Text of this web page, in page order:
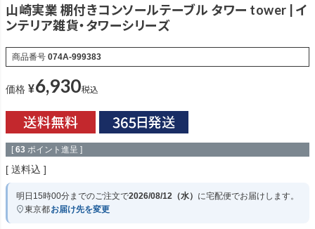
山崎実業 棚付きコンソールテーブル タワー tower | イ
ンテリア雑貨・タワーシリーズ
商品番号 074A-999383
価格 ¥6,930税込
[ 63 ポイント進呈 ]
送料込
明日 15時00分までのご注文で2026/08/12（水） に宅配便でお届けします。
東京都お届け先を変更